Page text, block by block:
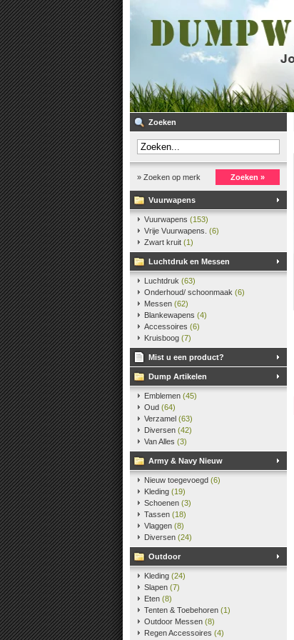
Zoeken
» Zoeken op merk Zoeken »
Vuurwapens
Vuurwapens (153)
Vrije Vuurwapens. (6)
Zwart kruit (1)
Luchtdruk en Messen
Luchtdruk (63)
Onderhoud/ schoonmaak (6)
Messen (62)
Blankewapens (4)
Accessoires (6)
Kruisboog (7)
Mist u een product?
Dump Artikelen
Emblemen (45)
Oud (64)
Verzamel (63)
Diversen (42)
Van Alles (3)
Army & Navy Nieuw
Nieuw toegevoegd (6)
Kleding (19)
Schoenen (3)
Tassen (18)
Vlaggen (8)
Diversen (24)
Outdoor
Kleding (24)
Slapen (7)
Eten (8)
Tenten & Toebehoren (1)
Outdoor Messen (8)
Regen Accessoires (4)